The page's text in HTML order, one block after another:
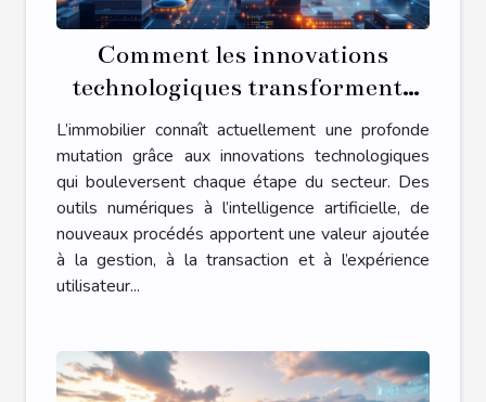
Comment les innovations
technologiques transforment-
elles l'immobilier ?
L’immobilier connaît actuellement une profonde
mutation grâce aux innovations technologiques
qui bouleversent chaque étape du secteur. Des
outils numériques à l’intelligence artificielle, de
nouveaux procédés apportent une valeur ajoutée
à la gestion, à la transaction et à l’expérience
utilisateur...